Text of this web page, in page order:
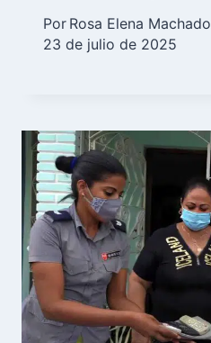
Por Rosa Elena Machado
23 de julio de 2025